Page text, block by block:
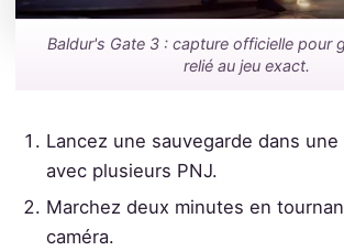
Baldur's Gate 3 : capture officielle pour
relié au jeu exact.
Lancez une sauvegarde dans
avec plusieurs PNJ.
Marchez deux minutes en
caméra.